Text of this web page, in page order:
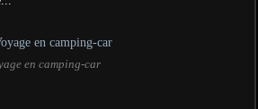
en camping-car